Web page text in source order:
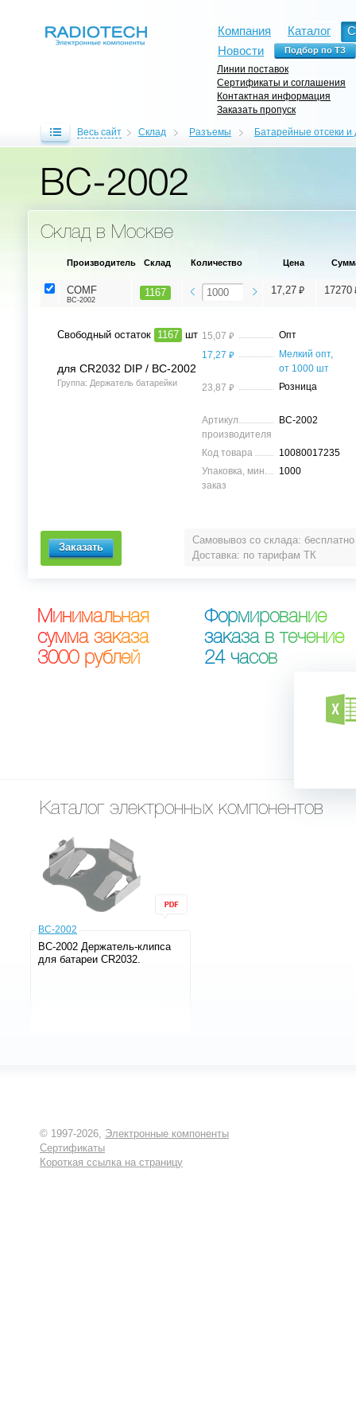
Компания Каталог
Новости
Линии поставок
Сертификаты и соглашения
Контактная информация
Заказать пропуск
Весь сайт Склад Разъемы Батарейные отсеки и
BC-2002
Склад в Москве
Самовывоз со склада: бесплатно
Доставка: по тарифам ТК
Производитель Склад Количество Цена
COMF
BC-2002
1167 17,27 ⃏ 17270
Свободный остаток 1167 шт
для CR2032 DIP / BC-2002
Группа: Держатель батарейки
15,07 ⃏
Опт
17,27 ⃏
Мелкий опт,
от 1000 шт
23,87 ⃏ Розница
Артикул
производителя
BC-2002
Код товара
10080017235
Упаковка, мин.
заказ
1000
Минимальная
сумма заказа
3000 рублей
Формирование
заказа в течение
24 часов
Каталог электронных компонентов
BC-2002
BC-2002 Держатель-клипса
для батареи CR2032.
© 1997-2026, Электронные компоненты
Сертификаты
Короткая ссылка на страницу